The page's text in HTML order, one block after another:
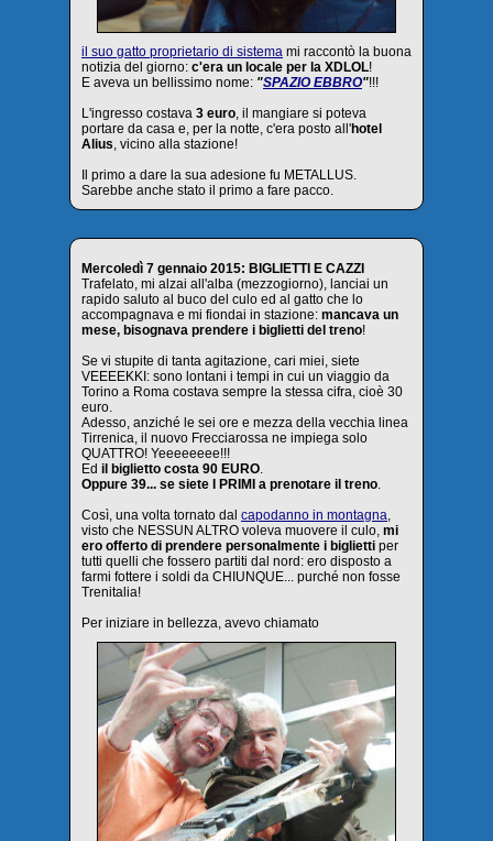
il suo gatto proprietario di sistema mi raccontò la buona
notizia del giorno: c'era un locale per la XDLOL!
E aveva un bellissimo nome: "SPAZIO EBBRO"!!!
L'ingresso costava 3 euro, il mangiare si poteva
portare da casa e, per la notte, c'era posto all'hotel
Alius, vicino alla stazione!
Il primo a dare la sua adesione fu METALLUS.
Sarebbe anche stato il primo a fare pacco.
Mercoledì 7 gennaio 2015: BIGLIETTI E CAZZI
Trafelato, mi alzai all'alba (mezzogiorno), lanciai un
rapido saluto al buco del culo ed al gatto che lo
accompagnava e mi fiondai in stazione: mancava un
mese, bisognava prendere i biglietti del treno!
Se vi stupite di tanta agitazione, cari miei, siete
VEEEEKKI: sono lontani i tempi in cui un viaggio da
Torino a Roma costava sempre la stessa cifra, cioè 30
euro.
Adesso, anziché le sei ore e mezza della vecchia linea
Tirrenica, il nuovo Frecciarossa ne impiega solo
QUATTRO! Yeeeeeeee!!!
Ed il biglietto costa 90 EURO.
Oppure 39... se siete I PRIMI a prenotare il treno.
Così, una volta tornato dal capodanno in montagna,
visto che NESSUN ALTRO voleva muovere il culo, mi
ero offerto di prendere personalmente i biglietti per
tutti quelli che fossero partiti dal nord: ero disposto a
farmi fottere i soldi da CHIUNQUE... purché non fosse
Trenitalia!
Per iniziare in bellezza, avevo chiamato